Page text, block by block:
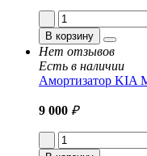
В корзину
Нет отзывов
Есть в наличии
Амортизатор KIA
9 000 ₽